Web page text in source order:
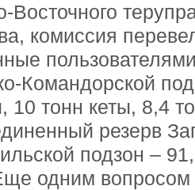
Восточного
комиссия
Командорской
10 тонн кеты, 8,4
резерв
подзон –
одним вопросом